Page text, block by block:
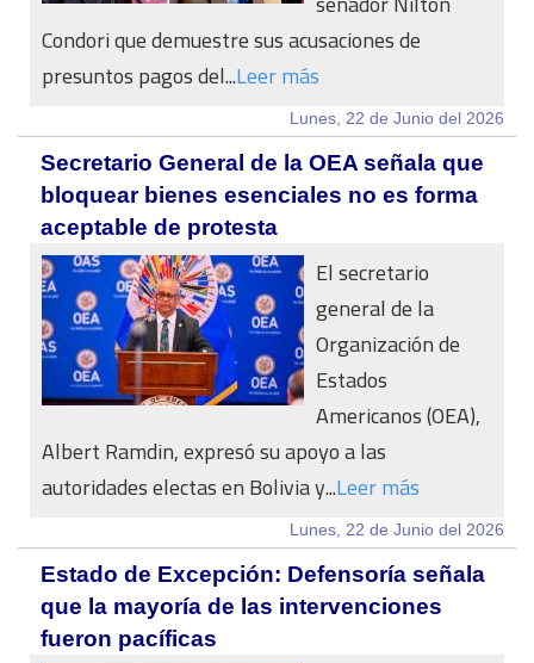
Condori que demuestre sus acusaciones de
presuntos pagos del...Leer más
Lunes, 22 de Junio del 2026
Secretario General de la OEA señala que
bloquear bienes esenciales no es forma
aceptable de protesta
El secretario
general de la
Organización de
Estados
Americanos (OEA),
Albert Ramdin, expresó su apoyo a las
autoridades electas en Bolivia y...Leer más
Lunes, 22 de Junio del 2026
Estado de Excepción: Defensoría señala
que la mayoría de las intervenciones
fueron pacíficas